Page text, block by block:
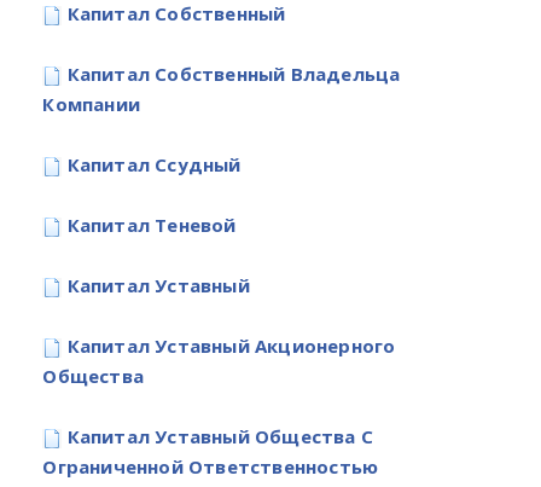
Капитал Собственный
Капитал Собственный Владельца
Компании
Капитал Ссудный
Капитал Теневой
Капитал Уставный
Капитал Уставный Акционерного
Общества
Капитал Уставный Общества С
Ограниченной Ответственностью